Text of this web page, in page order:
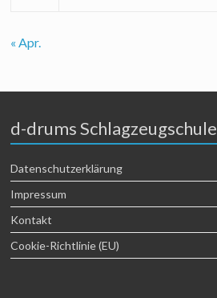
« Apr.
d-drums Schlagzeugschule
Datenschutzerklärung
Impressum
Kontakt
Cookie-Richtlinie (EU)